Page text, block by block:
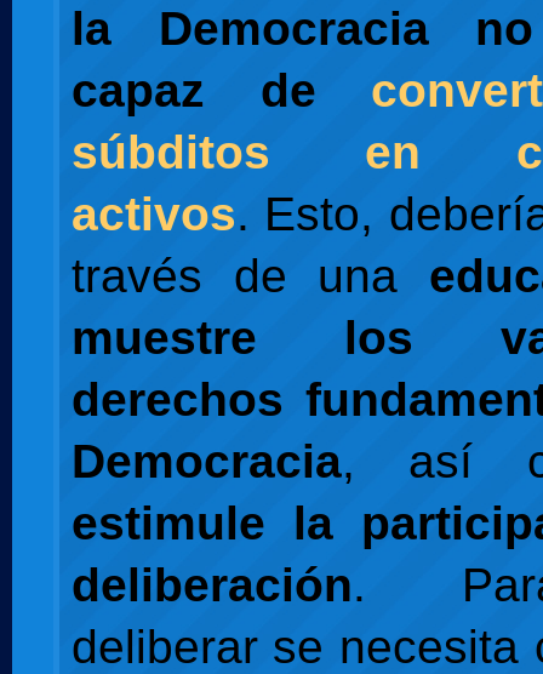
la Democracia
capaz de
súbditos en
activos. Esto,
través de una
muestre los
derechos
Democracia, así
estimule la
deliberación.
deliberar se necesita